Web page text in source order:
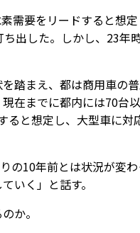
需要をリードすると想
出した。しかし、23年
踏まえ、都は商用車の
在までに都内には70台
ると想定し、大型車に
の10年前とは状況が変
いく」と話す。
か。